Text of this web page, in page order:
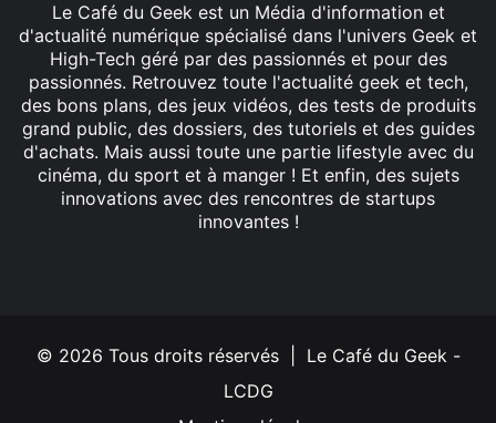
Le Café du Geek est un Média d'information et
d'actualité numérique spécialisé dans l'univers Geek et
High-Tech géré par des passionnés et pour des
passionnés. Retrouvez toute l'actualité geek et tech,
des bons plans, des jeux vidéos, des tests de produits
grand public, des dossiers, des tutoriels et des guides
d'achats. Mais aussi toute une partie lifestyle avec du
cinéma, du sport et à manger ! Et enfin, des sujets
innovations avec des rencontres de startups
innovantes !
© 2026 Tous droits réservés | Le Café du Geek -
LCDG